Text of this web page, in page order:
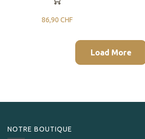
86,90 CHF
Load More
NOTRE BOUTIQUE